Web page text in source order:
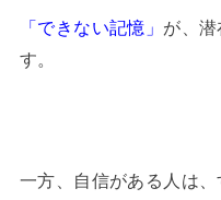
「できない記憶」 が、
す。
一方、自信がある人は